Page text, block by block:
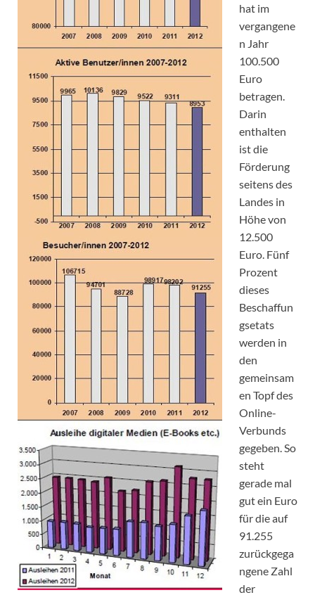
hat im
vergangene
n Jahr
100.500
Euro
betragen.
Darin
enthalten
ist die
Förderung
seitens des
Landes in
Höhe von
12.500
Euro. Fünf
Prozent
dieses
Beschaffun
gsetats
werden in
den
gemeinsam
en Topf des
Online-
Verbunds
gegeben. So
steht
gerade mal
gut ein Euro
für die auf
91.255
zurückgega
ngene Zahl
der